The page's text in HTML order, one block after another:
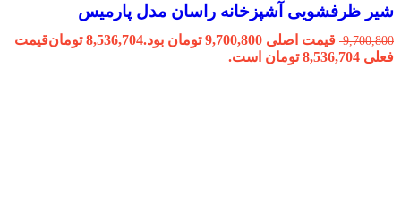
شیر ظرفشویی آشپزخانه راسان مدل پارمیس
9,700,800 قیمت اصلی 9,700,800 تومان بود. 8,536,704 تومانقیمت
فعلی 8,536,704 تومان است.